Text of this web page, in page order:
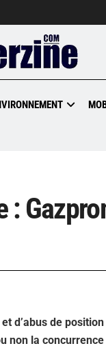
:
d’abus de
non la